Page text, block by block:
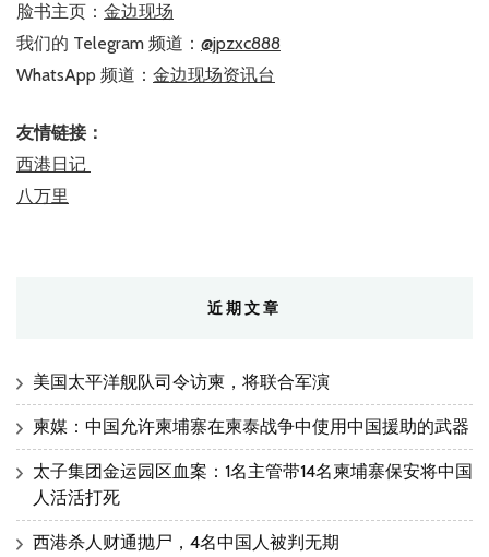
脸书主页： 金边现场
我们的 Telegram 频道： @jpzxc888
WhatsApp 频道： 金边现场资讯台
友情链接：
西港日记
八万里
近期文章
美国太平洋舰队司令访柬，将联合军演
柬媒：中国允许柬埔寨在柬泰战争中使用中国援助的武器
太子集团金运园区血案：1名主管带14名柬埔寨保安将中国
人活活打死
西港杀人财通抛尸，4名中国人被判无期